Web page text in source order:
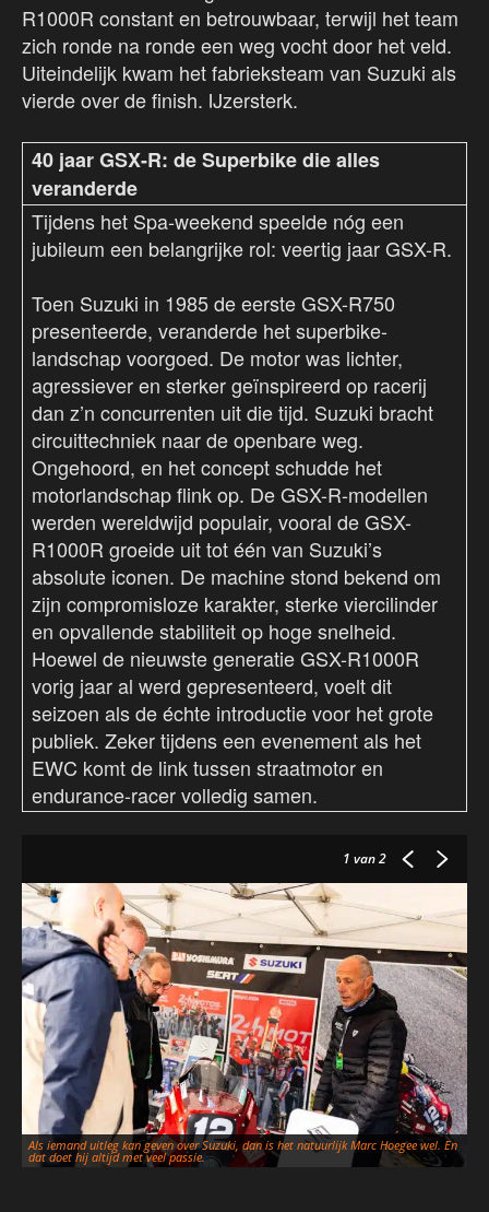
R1000R constant en betrouwbaar, terwijl het team
zich ronde na ronde een weg vocht door het veld.
Uiteindelijk kwam het fabrieksteam van Suzuki als
vierde over de finish. IJzersterk.
40 jaar GSX-R: de Superbike die alles
veranderde
Tijdens het Spa-weekend speelde nóg een
jubileum een belangrijke rol: veertig jaar GSX-R.
Toen Suzuki in 1985 de eerste GSX-R750
presenteerde, veranderde het superbike-
landschap voorgoed. De motor was lichter,
agressiever en sterker geïnspireerd op racerij
dan z’n concurrenten uit die tijd. Suzuki bracht
circuittechniek naar de openbare weg.
Ongehoord, en het concept schudde het
motorlandschap flink op. De GSX-R-modellen
werden wereldwijd populair, vooral de GSX-
R1000R groeide uit tot één van Suzuki’s
absolute iconen. De machine stond bekend om
zijn compromisloze karakter, sterke viercilinder
en opvallende stabiliteit op hoge snelheid.
Hoewel de nieuwste generatie GSX-R1000R
vorig jaar al werd gepresenteerd, voelt dit
seizoen als de échte introductie voor het grote
publiek. Zeker tijdens een evenement als het
EWC komt de link tussen straatmotor en
endurance-racer volledig samen.
1 van 2
Als iemand uitleg kan geven over Suzuki, dan is het natuurlijk Marc Hoegee wel. En
dat doet hij altijd met veel passie.